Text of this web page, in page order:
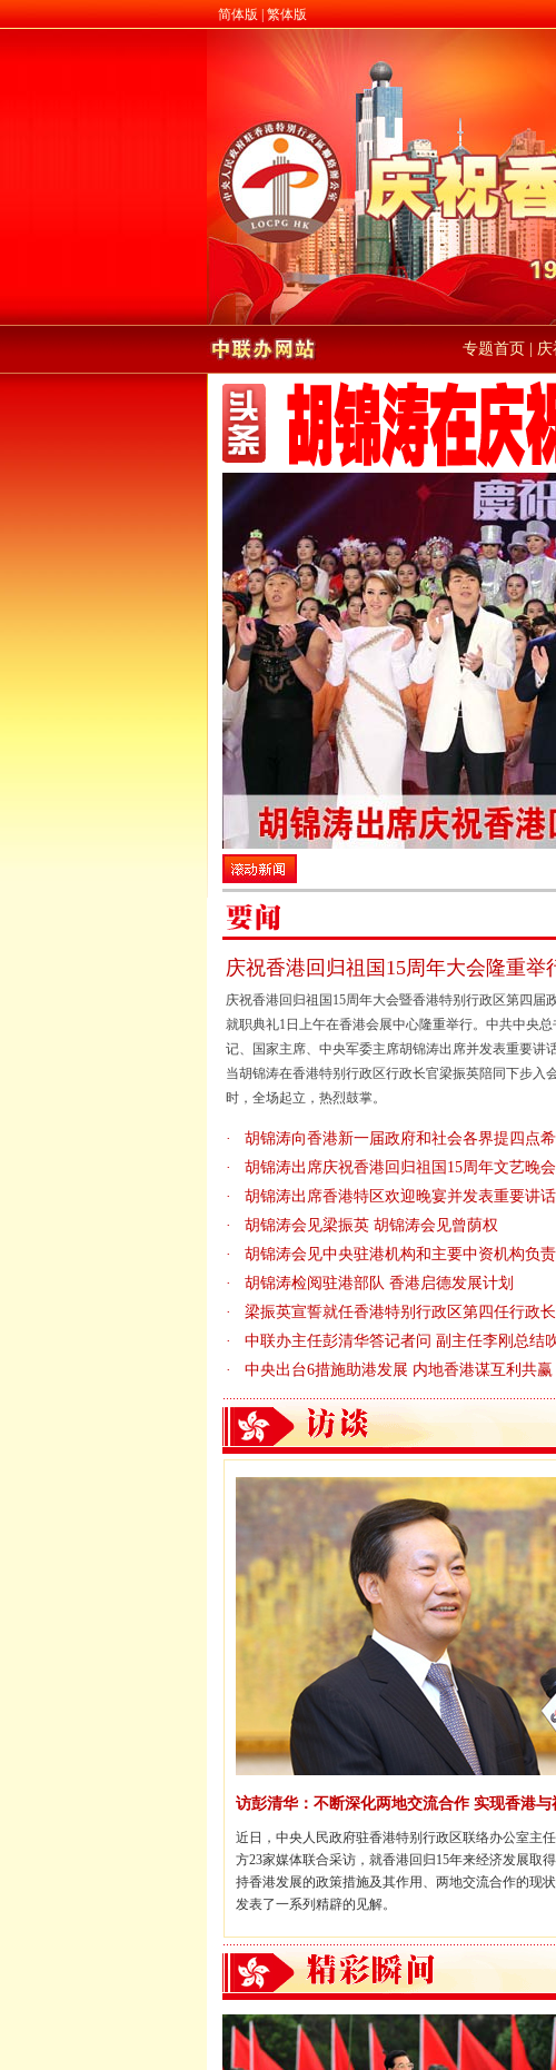
简体版|繁体版
专题首页 庆
庆祝香港回归祖国15周年大会隆重举
庆祝香港回归祖国15周年大会暨香港特别行政区第四届
就职典礼1日上午在香港会展中心隆重举行。中共中央总
记、国家主席、中央军委主席胡锦涛出席并发表重要讲话
当胡锦涛在香港特别行政区行政长官梁振英陪同下步入
时，全场起立，热烈鼓掌。
·
胡锦涛向香港新一届政府和社会各界提四点
·
胡锦涛出席庆祝香港回归祖国15周年文艺晚会
·
胡锦涛出席香港特区欢迎晚宴并发表重要讲话
·
胡锦涛会见梁振英 胡锦涛会见曾荫权
·
胡锦涛会见中央驻港机构和主要中资机构负
·
胡锦涛检阅驻港部队 香港启德发展计划
·
梁振英宣誓就任香港特别行政区第四任行政
·
中联办主任彭清华答记者问 副主任李刚总结
·
中央出台6措施助港发展 内地香港谋互利共赢
访彭清华：不断深化两地交流合作 实现香港
近日，中央人民政府驻香港特别行政区联络办公室主
方23家媒体联合采访，就香港回归15年来经济发展取
持香港发展的政策措施及其作用、两地交流合作的现
发表了一系列精辟的见解。